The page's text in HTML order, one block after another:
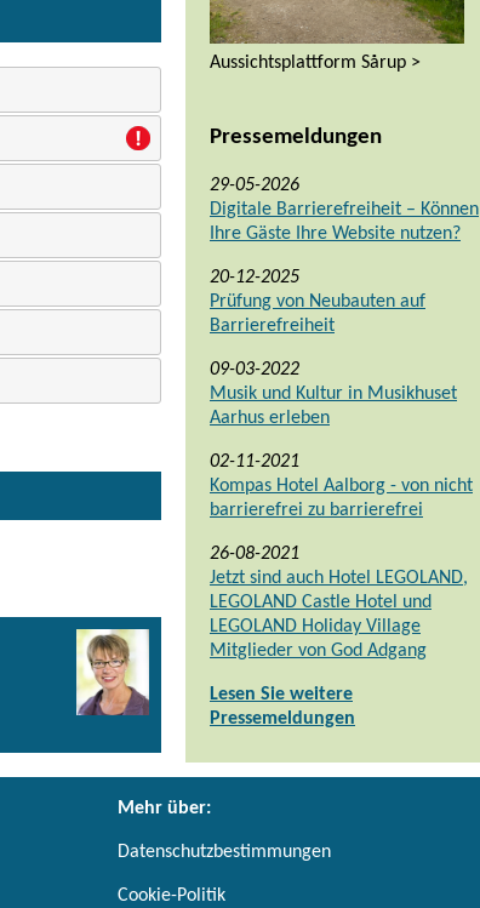
Aussichtsplattform Sårup >
Pressemeldungen
29-05-2026
Digitale Barrierefreiheit – Können
Ihre Gäste Ihre Website nutzen?
20-12-2025
Prüfung von Neubauten auf
Barrierefreiheit
09-03-2022
Musik und Kultur in Musikhuset
Aarhus erleben
02-11-2021
Kompas Hotel Aalborg - von nicht
barrierefrei zu barrierefrei
26-08-2021
Jetzt sind auch Hotel LEGOLAND,
LEGOLAND Castle Hotel und
LEGOLAND Holiday Village
Mitglieder von God Adgang
Lesen Sie weitere
Pressemeldungen
Mehr über:
Datenschutzbestimmungen
Cookie-Politik